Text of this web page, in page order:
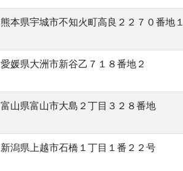
熊本県宇城市不知火町高良２２７０番地１
愛媛県大洲市新谷乙７１８番地２
富山県富山市大島２丁目３２８番地
新潟県上越市石橋１丁目１番２２号